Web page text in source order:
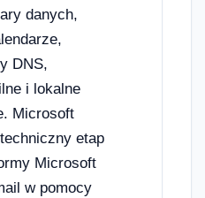
danych,
DNS,
i lokalne
Microsoft
etap
Microsoft
w pomocy